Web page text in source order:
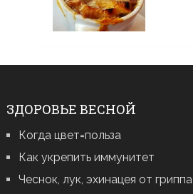
ЗДОРОВЬЕ ВЕСНОЙ
Когда цвет=польза
Как укрепить иммунитет
Чеснок, лук, эхинацея от гриппа